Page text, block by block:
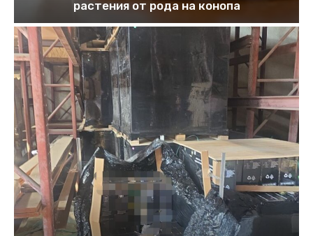
растения от рода на конопа